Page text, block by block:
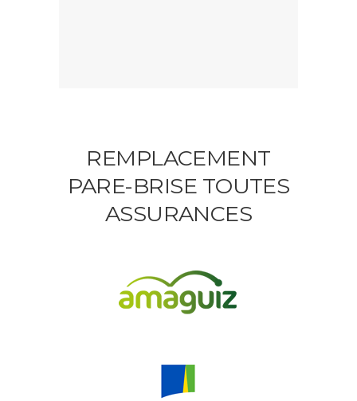
REMPLACEMENT
PARE-BRISE TOUTES
ASSURANCES